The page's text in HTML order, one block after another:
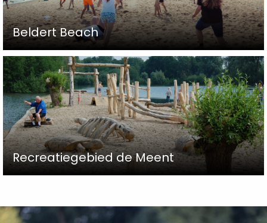
Beldert Beach
Recreatiegebied de Meent